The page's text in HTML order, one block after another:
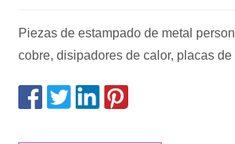
Piezas de estampado de metal
cobre, disipadores de calor, placas de